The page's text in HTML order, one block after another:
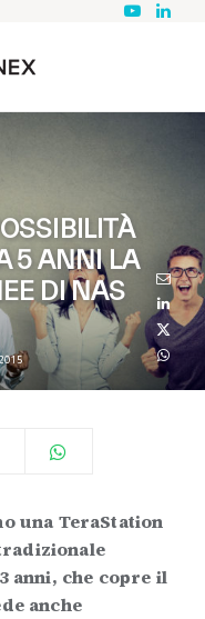
Y
L
5 ANNI LA
DI NAS
una TeraStation
anni, che copre il
anche